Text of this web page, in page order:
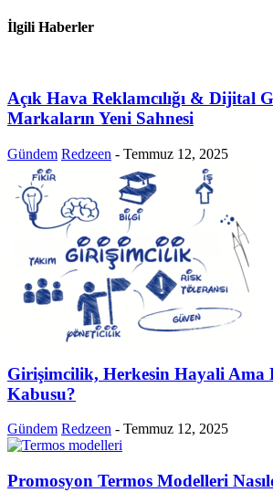
İlgili Haberler
Açık Hava Reklamcılığı & Dijital
Markaların Yeni Sahnesi
Gündem Redzeen - Temmuz 12, 2025
Girişimcilik, Herkesin Hayali Ama
Kabusu?
Gündem Redzeen - Temmuz 12, 2025
Promosyon Termos Modelleri